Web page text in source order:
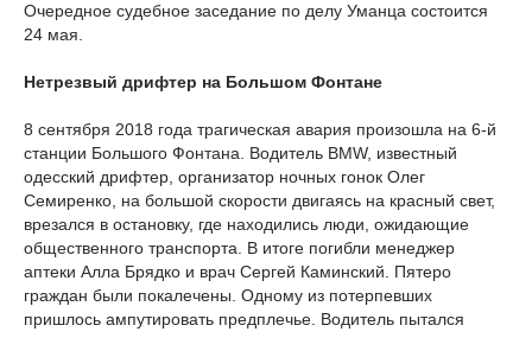
Очередное судебное заседание по делу Уманца состоится
24 мая.
Нетрезвый дрифтер на Большом Фонтане
8 сентября 2018 года трагическая авария произошла на 6-й
станции Большого Фонтана. Водитель BMW, известный
одесский дрифтер, организатор ночных гонок Олег
Семиренко, на большой скорости двигаясь на красный свет,
врезался в остановку, где находились люди, ожидающие
общественного транспорта. В итоге погибли менеджер
аптеки Алла Брядко и врач Сергей Каминский. Пятеро
граждан были покалечены. Одному из потерпевших
пришлось ампутировать предплечье. Водитель пытался